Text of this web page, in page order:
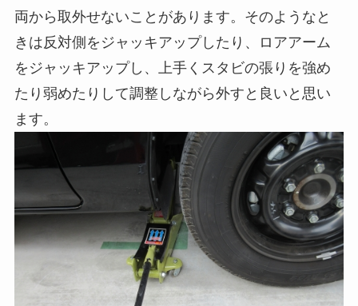
両から取外せないことがあります。そのようなと
きは反対側をジャッキアップしたり、ロアアーム
をジャッキアップし、上手くスタビの張りを強め
たり弱めたりして調整しながら外すと良いと思い
ます。